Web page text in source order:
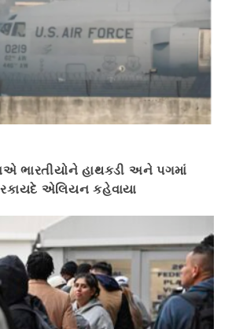
ભારતીયોને હાથકડી અને પગમાં
એલિયન કહેવાયા